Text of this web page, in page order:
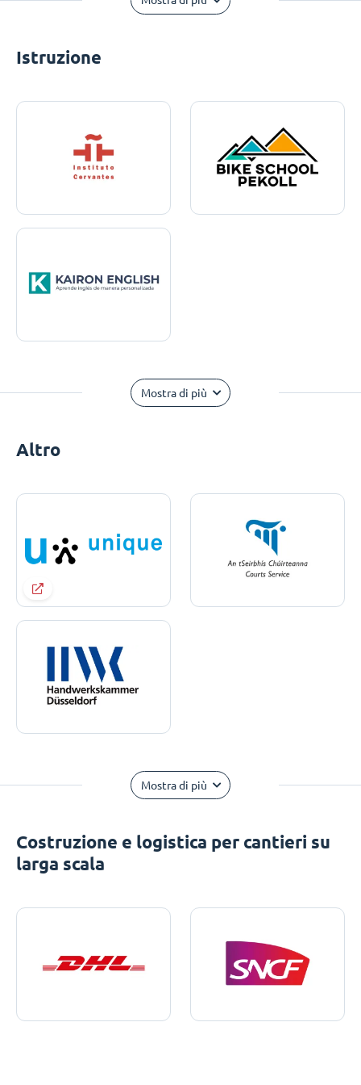
Istruzione
Mostra di più
Altro
Mostra di più
Costruzione e logistica per cantieri su
larga scala